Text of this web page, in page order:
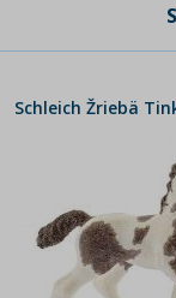
Schleich Žriebä